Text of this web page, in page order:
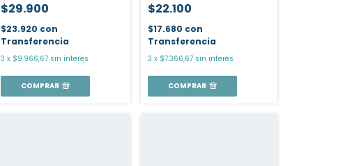
$29.900
$23.920 con
Transferencia
3 x $9.966,67 sin interés
COMPRAR
$22.100
$17.680 con
Transferencia
3 x $7.366,67 sin interés
COMPRAR